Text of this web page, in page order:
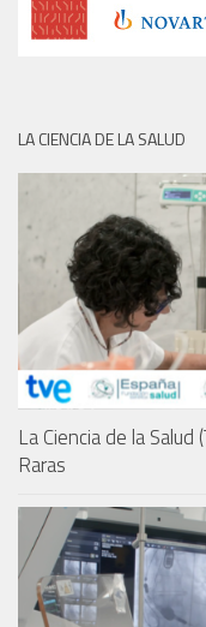
LA CIENCIA DE LA SALUD
La Ciencia de la
Raras